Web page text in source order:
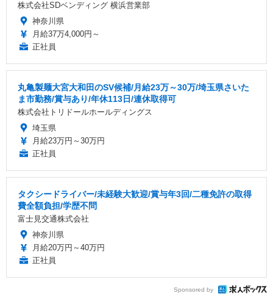
株式会社SDベンディング 横浜営業部
神奈川県
月給37万4,000円～
正社員
丸亀製麺大宮大和田のSV候補/月給23万～30万/埼玉県さいた
ま市勤務/賞与あり/年休113日/連休取得可
株式会社トリドールホールディングス
埼玉県
月給23万円～30万円
正社員
タクシードライバー/未経験大歓迎/賞与年3回/二種免許の取得
費全額負担/学歴不問
富士見交通株式会社
神奈川県
月給20万円～40万円
正社員
Sponsored by